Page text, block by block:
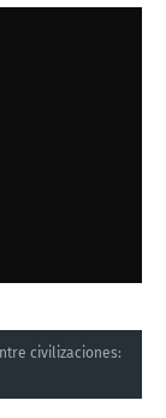
civilizaciones: